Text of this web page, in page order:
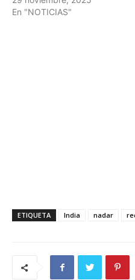
En "NOTICIAS"
ETIQUETA India nadar